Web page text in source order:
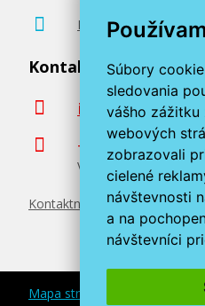
Súbory
sledovania
vášho zážitku
webových
zobrazovali
cielené
návštevnosti
a na
návštevníci
Poradenstvo zadarmo
Kontaktujte nás
info@miroluk.sk
+420 377 222 313
Volajte v pracovné
Kontaktné údaje
Mapa stránok